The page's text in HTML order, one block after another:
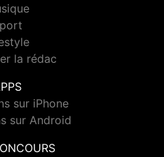
la rédac
sur iPhone
sur Android